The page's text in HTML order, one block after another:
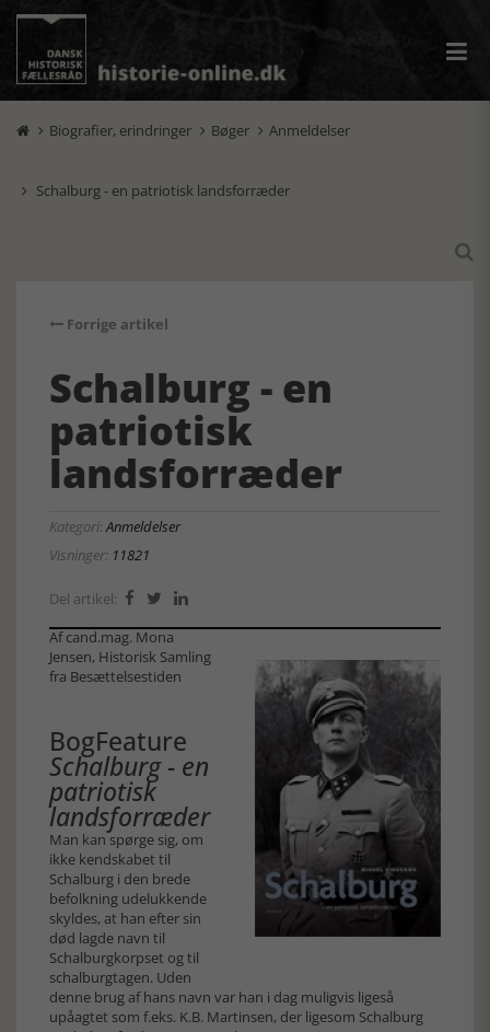
 Biografier, erindringer  Bøger  Anmeldelser
 Schalburg - en patriotisk landsforræder

Forrige artikel
Schalburg - en
patriotisk
landsforræder
Kategori:Anmeldelser
Visninger: 11821
Del artikel:   
Af cand.mag. Mona
Jensen, Historisk Samling
fra Besættelsestiden
BogFeature
Schalburg - en
patriotisk
landsforræder
Man kan spørge sig, om
ikke kendskabet til
Schalburg i den brede
befolkning udelukkende
skyldes, at han efter sin
død lagde navn til
Schalburgkorpset og til
schalburgtagen. Uden
denne brug af hans navn var han i dag muligvis ligeså
upåagtet som f.eks. K.B. Martinsen, der ligesom Schalburg